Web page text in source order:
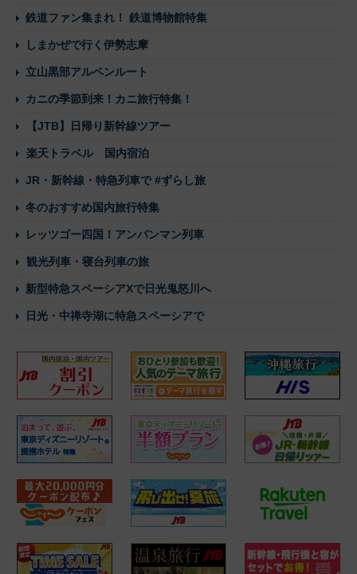
鉄道ファン集まれ！ 鉄道博物館特集
しまかぜで行く伊勢志摩
立山黒部アルペンルート
カニの季節到来！カニ旅行特集！
【JTB】日帰り新幹線ツアー
楽天トラベル 国内宿泊
JR・新幹線・特急列車で #ずらし旅
冬のおすすめ国内旅行特集
レッツゴー四国！アンパンマン列車
観光列車・寝台列車の旅
新型特急スペーシアXで日光鬼怒川へ
日光・中禅寺湖に特急スペーシアで